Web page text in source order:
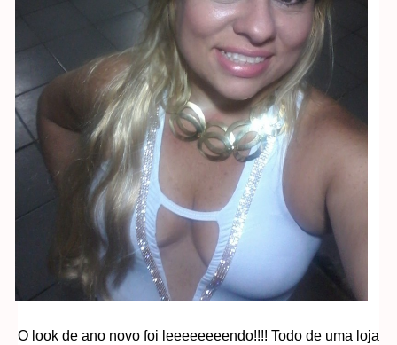
O look de ano novo foi leeeeeeeendo!!!! Todo de uma loja